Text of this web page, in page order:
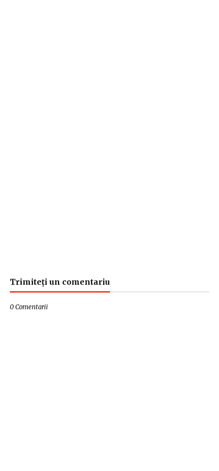
Trimiteți un comentariu
0 Comentarii